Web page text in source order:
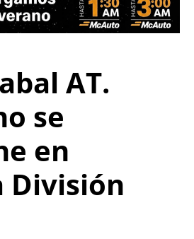
AT.
se
en
División